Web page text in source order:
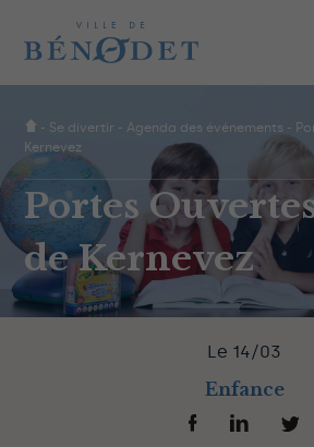
- Se divertir - Agenda des événements -
Kernevez
Portes
de Kernevez
Le 14/03
Enfance